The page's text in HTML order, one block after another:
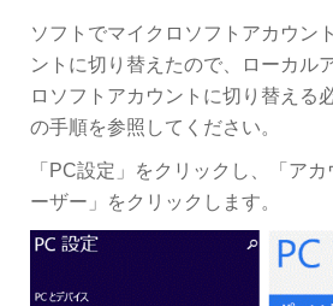
ソフトでマイクロソフトアカウン
ントに切り替えたので、ローカル
ロソフトアカウントに切り替える
の手順を参照してください。
「PC設定」をクリックし、「ア
ーザー」をクリックします。